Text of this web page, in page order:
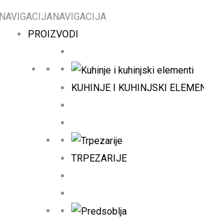
NAVIGACIJANAVIGACIJA
PROIZVODI
KUHINJE I KUHINJSKI
TRPEZARIJE